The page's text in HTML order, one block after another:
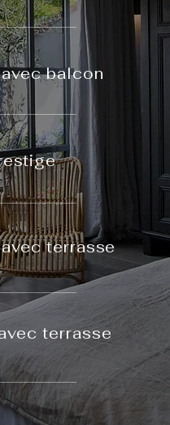
balcon
terrasse
terrasse